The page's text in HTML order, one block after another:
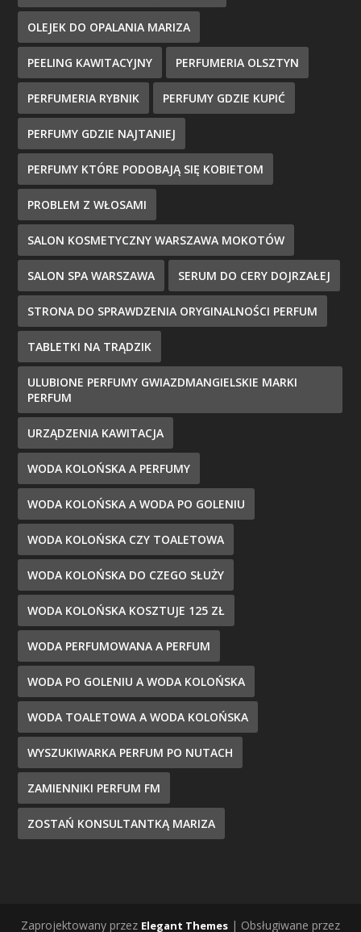
OLEJEK DO OPALANIA MARIZA
PEELING KAWITACYJNY PERFUMERIA OLSZTYN
PERFUMERIA RYBNIK PERFUMY GDZIE KUPIĆ
PERFUMY GDZIE NAJTANIEJ
PERFUMY KTÓRE PODOBAJĄ SIĘ KOBIETOM
PROBLEM Z WŁOSAMI
SALON KOSMETYCZNY WARSZAWA MOKOTÓW
SALON SPA WARSZAWA SERUM DO CERY DOJRZAŁEJ
STRONA DO SPRAWDZENIA ORYGINALNOŚCI PERFUM
TABLETKI NA TRĄDZIK
ULUBIONE PERFUMY GWIAZDMANGIELSKIE MARKI
PERFUM
URZĄDZENIA KAWITACJA
WODA KOLOŃSKA A PERFUMY
WODA KOLOŃSKA A WODA PO GOLENIU
WODA KOLOŃSKA CZY TOALETOWA
WODA KOLOŃSKA DO CZEGO SŁUŻY
WODA KOLOŃSKA KOSZTUJE 125 ZŁ
WODA PERFUMOWANA A PERFUM
WODA PO GOLENIU A WODA KOLOŃSKA
WODA TOALETOWA A WODA KOLOŃSKA
WYSZUKIWARKA PERFUM PO NUTACH
ZAMIENNIKI PERFUM FM
ZOSTAŃ KONSULTANTKĄ MARIZA
Zaprojektowany przez Elegant Themes | Obsługiwane przez